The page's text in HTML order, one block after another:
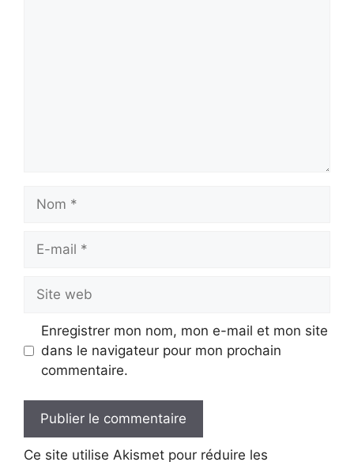
mail
web
Enregistrer mon nom, mon e-mail et mon site
dans le navigateur pour mon prochain
commentaire.
Ce site utilise Akismet pour réduire les